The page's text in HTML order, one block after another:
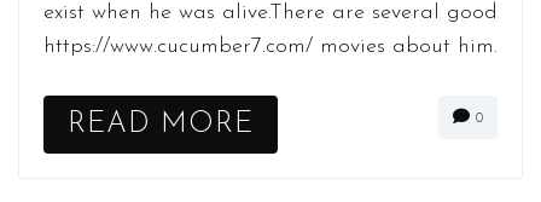
exist when he was alive.There are several good
https://www.cucumber7.com/ movies about him.
READ MORE 0